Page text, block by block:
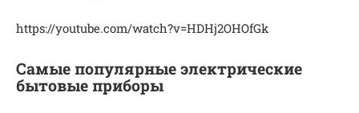
https://youtube.com/watch?v=HDHj2OHOfGk
Самые популярные электрические
бытовые приборы